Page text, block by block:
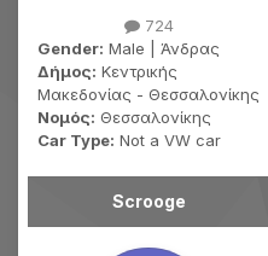
724
Gender: Male | Άνδρας
Δήμος: Κεντρικής
Μακεδονίας - Θεσσαλονίκης
Νομός: Θεσσαλονίκης
Car Type: Not a VW car
Scrooge